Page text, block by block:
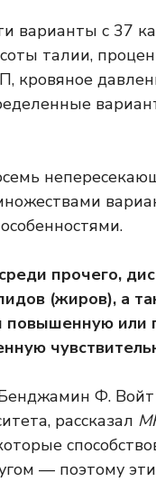
варианты с 37
талии,
прочего,
(жиров), а
повышенную
Ф.
рассказал
— поэтому